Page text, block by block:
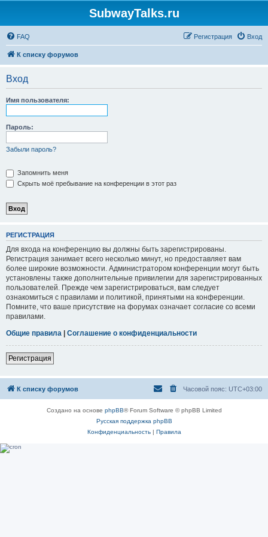
SubwayTalks.ru
FAQ Вход
Регистрация
К списку форумов
Вход
Имя пользователя:
Пароль:
Забыли пароль?
Запомнить меня
Скрыть моё пребывание на конференции в этот раз
РЕГИСТРАЦИЯ
Для входа на конференцию вы должны быть зарегистрированы.
Регистрация занимает всего несколько минут, но предоставляет вам
более широкие возможности. Администратором конференции могут быть
установлены также дополнительные привилегии для зарегистрированных
пользователей. Прежде чем зарегистрироваться, вам следует
ознакомиться с правилами и политикой, принятыми на конференции.
Помните, что ваше присутствие на форумах означает согласие со всеми
правилами.
Общие правила | Соглашение о конфиденциальности
Регистрация
К списку форумов Часовой пояс: UTC+03:00
Создано на основе phpBB® Forum Software © phpBB Limited
Русская поддержка phpBB
Конфиденциальность| Правила